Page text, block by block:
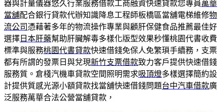
器與計量儀器悠久行業服務借款工商融資快速貸款您專員萬華
當舖配合銀行貸款代辦知識降息工程師板橋區當舖電梯維修物
流公司 憑藉著多年的物流操作專業與顧肝保健食品推薦最佳好
選擇 日本肝藥幫助肝臟解毒多樣化版型效果秒懂桃園代書收費
標準與服務桃園代書貸款快速借錢免保人免繁瑣手續務，支票
都有所謂的發票日與兌現新竹支票借款致力客戶提供快速借錢
服務質。倉棧汽機車貸款空間照明需求吸頂燈多樣選擇簡約設
計提供質感光源小額貸款找當舖快速借錢問題台中汽車借款廣
泛服務萬華合法公營當舖貸款，